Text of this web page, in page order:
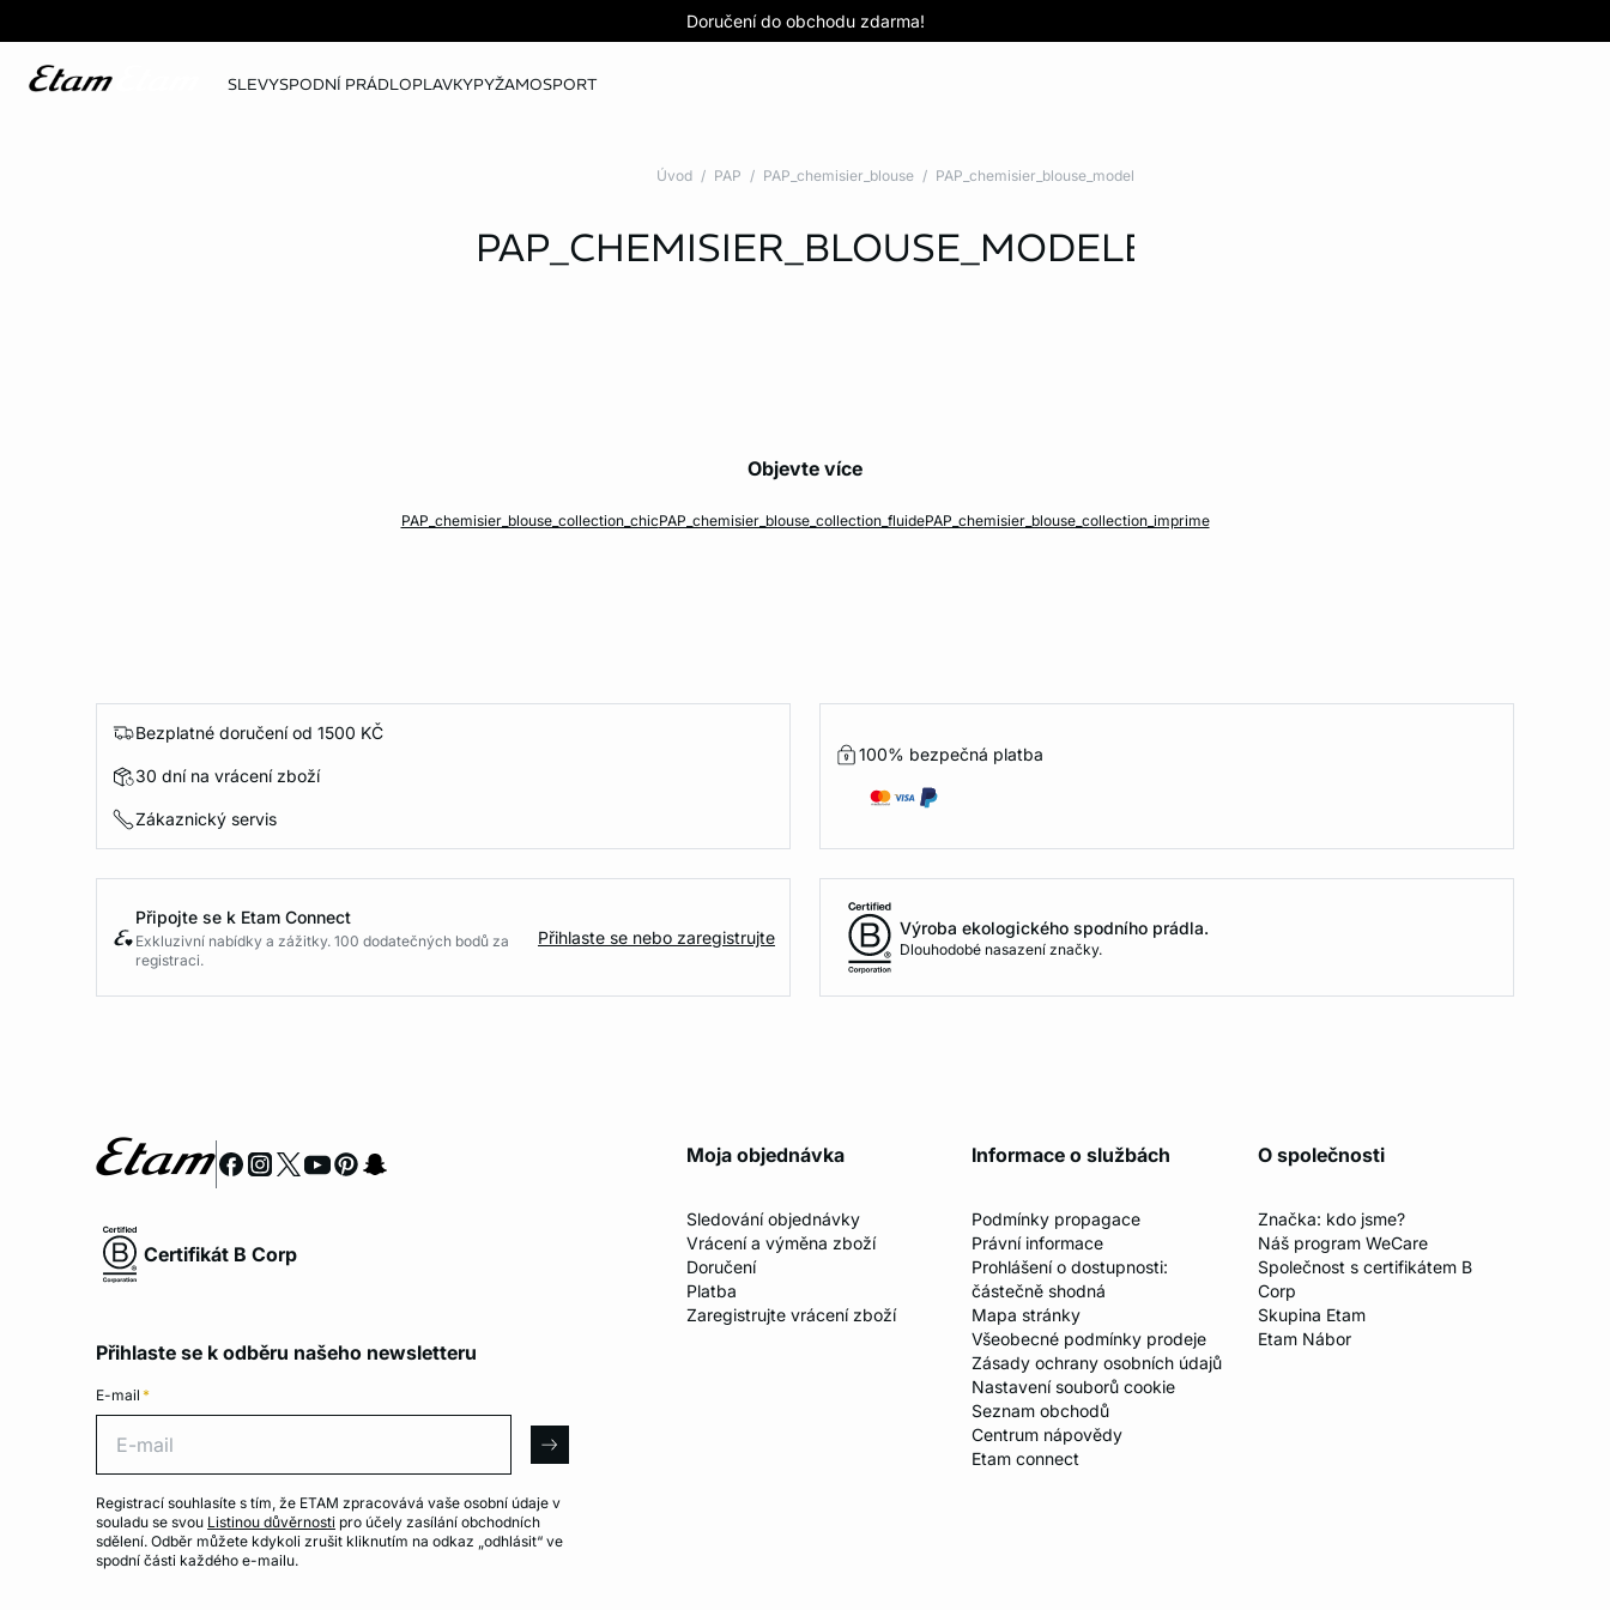
Doručení do obchodu zdarma!KOUPIT NYNÍ
Love EDIT: podprsenka + kalhotky za 999 Kč
SLEVYSPODNÍ PRÁDLOPLAVKYPYŽAMOSPORT
Úvod PAP PAP_chemisier_blouse PAP_chemisier_blouse_modele
PAP_CHEMISIER_BLOUSE_MODELE_BLOUSE
Objevte více
PAP_chemisier_blouse_collection_chicPAP_chemisier_blouse_collection_fluidePAP_chemisier_blouse_collection_imprime
Bezplatné doručení od 1500 KČ
30 dní na vrácení zboží
Zákaznický servis
100% bezpečná platba
Připojte se k Etam Connect
Exkluzivní nabídky a zážitky. 100 dodatečných bodů za
registraci.
Přihlaste se nebo zaregistrujte Výroba ekologického spodního prádla.
Dlouhodobé nasazení značky.
Certifikát B Corp
Přihlaste se k odběru našeho newsletteru
E-mail *
arrow
Registrací souhlasíte s tím, že ETAM zpracovává vaše osobní údaje v
souladu se svou Listinou důvěrnosti pro účely zasílání obchodních
sdělení. Odběr můžete kdykoli zrušit kliknutím na odkaz „odhlásit“ ve
spodní části každého e-mailu.
Moja objednávka
Sledování objednávky
Vrácení a výměna zboží
Doručení
Platba
Zaregistrujte vrácení zboží
Informace o službách
Podmínky propagace
Právní informace
Prohlášení o dostupnosti:
částečně shodná
Mapa stránky
Všeobecné podmínky prodeje
Zásady ochrany osobních údajů
Nastavení souborů cookie
Seznam obchodů
Centrum nápovědy
Etam connect
O společnosti
Značka: kdo jsme?
Náš program WeCare
Společnost s certifikátem B
Corp
Skupina Etam
Etam Nábor